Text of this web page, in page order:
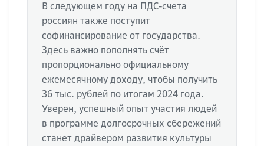
В следующем году на ПДС-счета
россиян также поступит
софинансирование от государства.
Здесь важно пополнять счёт
пропорционально официальному
ежемесячному доходу, чтобы получить
36 тыс. рублей по итогам 2024 года.
Уверен, успешный опыт участия людей
в программе долгосрочных сбережений
станет драйвером развития культуры